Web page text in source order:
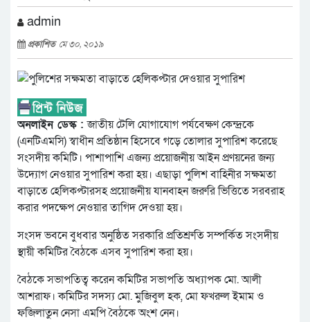
admin
প্রকাশিত মে ৩০, ২০১৯
অনলাইন ডেস্ক :জাতীয় টেলি যোগাযোগ পর্যবেক্ষণ কেন্দ্রকে
(এনটিএমসি) স্বাধীন প্রতিষ্ঠান হিসেবে গড়ে তোলার সুপারিশ করেছে
সংসদীয় কমিটি। পাশাপাশি এজন্য প্রয়োজনীয় আইন প্রণয়নের জন্য
উদ্যোগ নেওয়ার সুপারিশ করা হয়। এছাড়া পুলিশ বাহিনীর সক্ষমতা
বাড়াতে হেলিকপ্টারসহ প্রয়োজনীয় যানবাহন জরুরি ভিত্তিতে সরবরাহ
করার পদক্ষেপ নেওয়ার তাগিদ দেওয়া হয়।
সংসদ ভবনে বুধবার অনুষ্ঠিত সরকারি প্রতিশ্রুতি সম্পর্কিত সংসদীয়
স্থায়ী কমিটির বৈঠকে এসব সুপারিশ করা হয়।
বৈঠকে সভাপতিত্ব করেন কমিটির সভাপতি অধ্যাপক মো. আলী
আশরাফ। কমিটির সদস্য মো. মুজিবুল হক, মো ফখরুল ইমাম ও
ফজিলাতুন নেসা এমপি বৈঠকে অংশ নেন।